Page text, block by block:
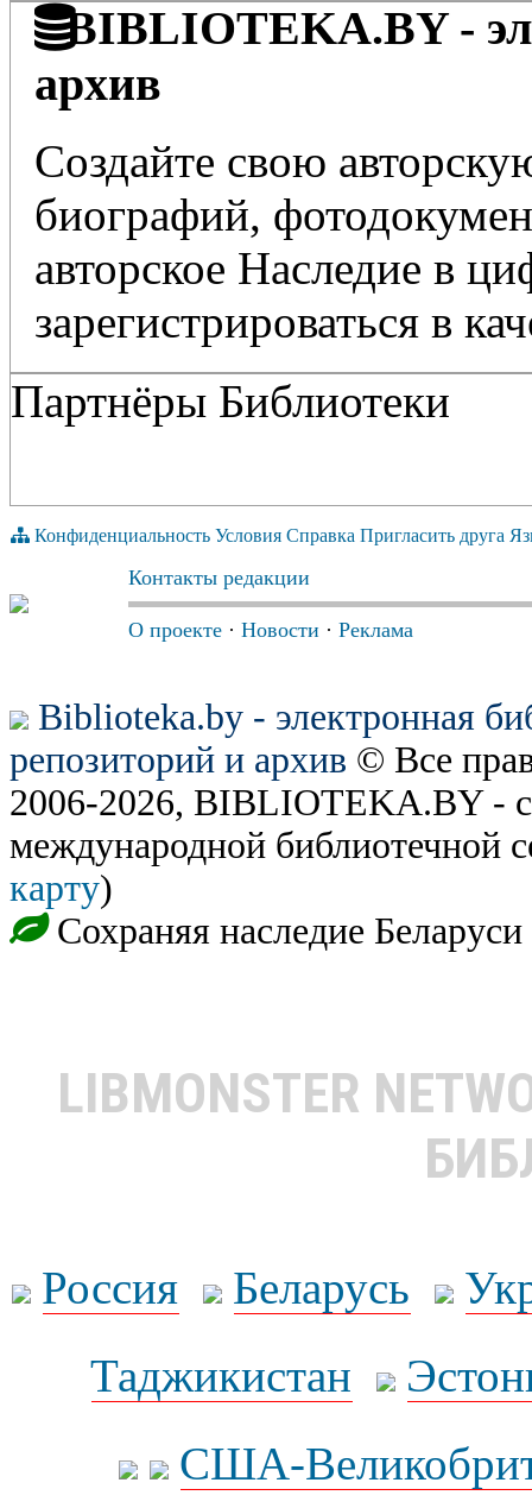
BIBLIOTEKA.BY -
архив
Создайте свою
биографий,
авторское Наследие в
зарегистрироваться в
Партнёры Библиотеки
Конфиденциальность Условия Справка Пригласить друга
Контакты редакции
О проекте · Новости · Реклама
Biblioteka.by - электронная
репозиторий и архив © Все
2006-2026, BIBLIOTEKA.BY -
международной библиотечной
карту)
Сохраняя наследие Беларуси
LIBMONSTER
Россия Беларусь
Таджикистан
США-